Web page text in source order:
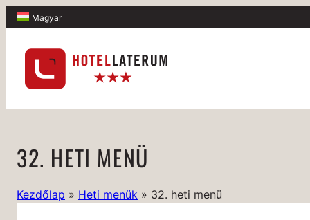
Magyar
32. HETI MENÜ
Kezdőlap » Heti menük » 32. heti menü